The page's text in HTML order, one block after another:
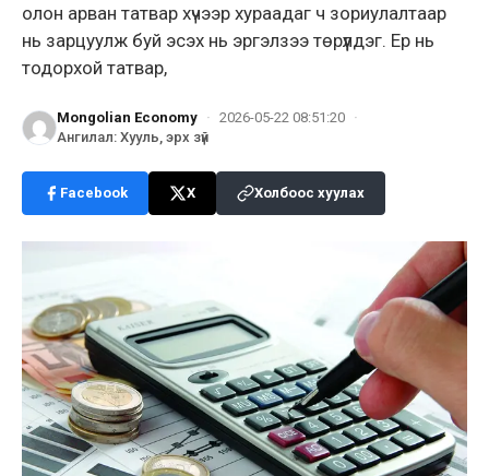
олон арван татвар хүчээр хураадаг ч зориулалтаар
нь зарцуулж буй эсэх нь эргэлзээ төрүүлдэг. Ер нь
тодорхой татвар,
Mongolian Economy · 2026-05-22 08:51:20 ·
Ангилал: Хууль, эрх зүй
Facebook X Холбоос хуулах